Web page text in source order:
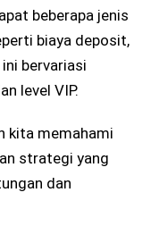
beberapa jenis
biaya deposit,
bervariasi
level VIP.
kita memahami
strategi yang
dan